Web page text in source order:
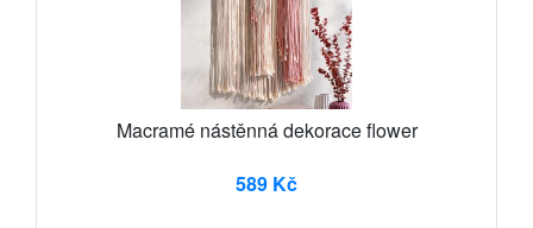
Macramé nástěnná dekorace flower
589 Kč